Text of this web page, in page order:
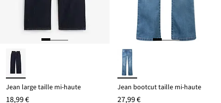
Jean large taille mi-haute
18,99 €
Jean bootcut taille mi-haute
27,99 €